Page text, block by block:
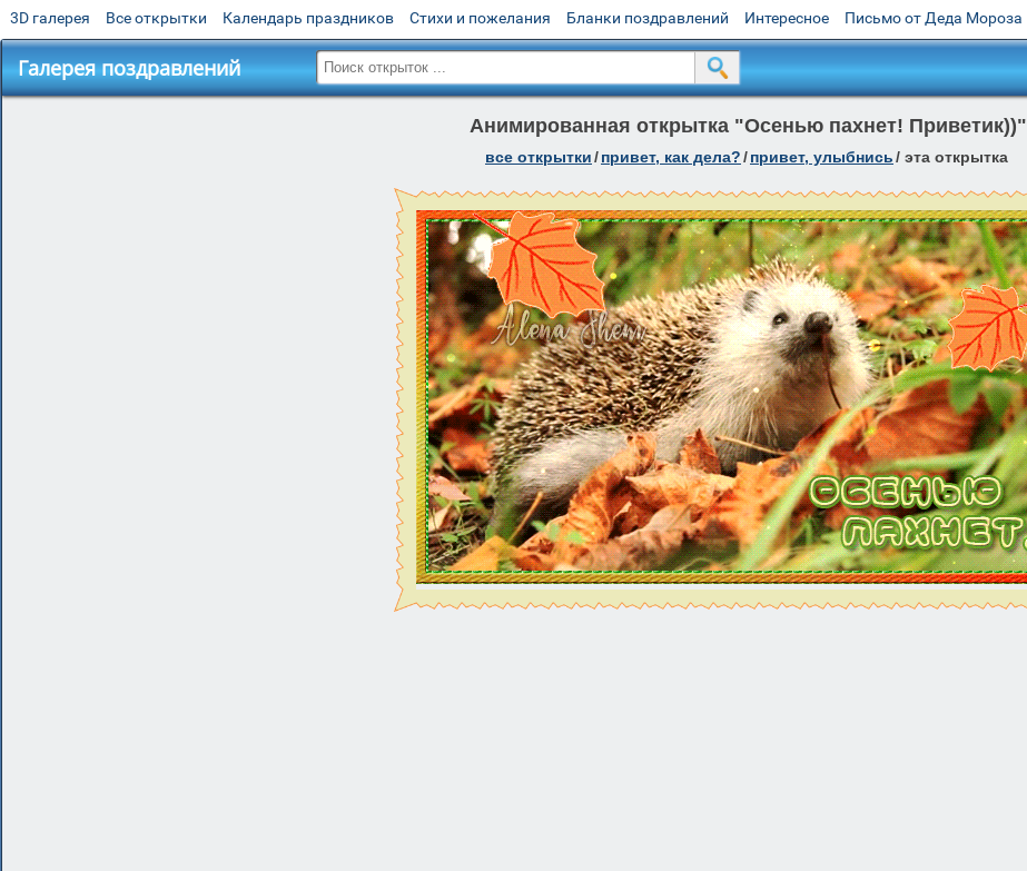
3D галерея Все открытки Календарь праздников Стихи и пожелания Бланки поздравлений Интересное Письмо от Деда Мороза
Галерея поздравлений
Анимированная открытка "Осенью пахнет! Приветик))"
все открытки/привет, как дела?/привет, улыбнись/ эта открытка